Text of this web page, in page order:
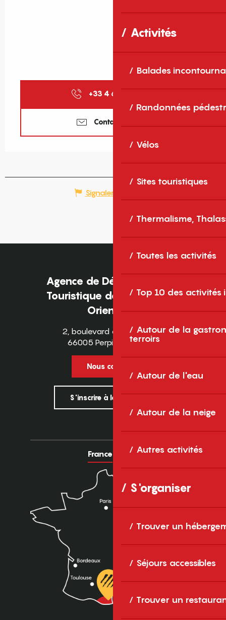
Activités
Balades
Randonnées
Vélos
Sites touristiques
Thermalisme,
Toutes les activités
Top 10 des activités
Autour de la
terroirs
Autour de l'eau
Autour de la neige
Autres activités
S'organiser
Trouver un
Séjours accessibles
Trouver un
+33 4 68 30 46
Contactez-nous
Signaler une erreur
Agence de Développement
Touristique des Pyrénées-
Orientales
2, boulevard des Pyrénées
66005 Perpignan Cedex
Nous contacter
S'inscrire à la newsletter
France Europe